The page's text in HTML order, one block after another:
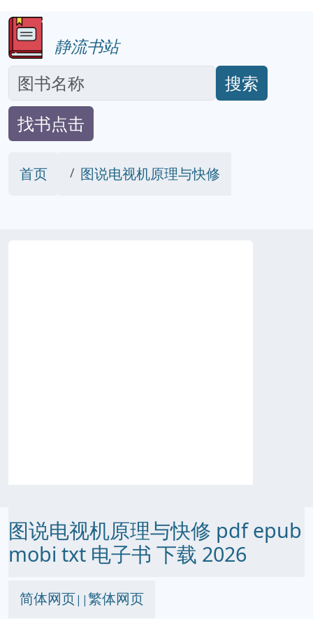
静流书站
搜索
找书点击
首页 图说电视机原理与快修
图说电视机原理与快修 pdf epub
mobi txt 电子书 下载 2026
简体网页||繁体网页